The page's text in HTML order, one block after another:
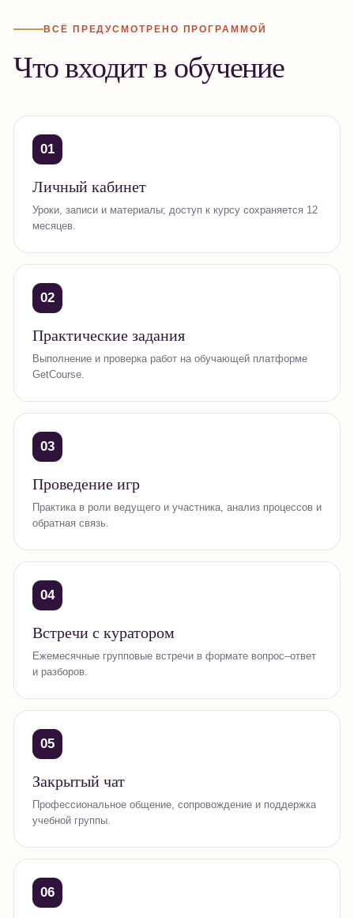
ВСЁ ПРЕДУСМОТРЕНО ПРОГРАММОЙ
Что входит в обучение
01
Личный кабинет
Уроки, записи и материалы; доступ к курсу сохраняется 12
месяцев.
02
Практические задания
Выполнение и проверка работ на обучающей платформе
GetCourse.
03
Проведение игр
Практика в роли ведущего и участника, анализ процессов и
обратная связь.
04
Встречи с куратором
Ежемесячные групповые встречи в формате вопрос–ответ
и разборов.
05
Закрытый чат
Профессиональное общение, сопровождение и поддержка
учебной группы.
06